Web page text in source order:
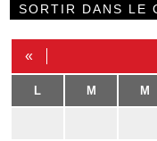
SORTIR DANS LE
«
L M M